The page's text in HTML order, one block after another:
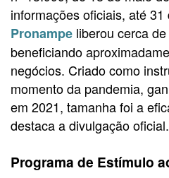
informações oficiais, até
Pronampe liberou cerca
beneficiando
negócios. Criado como
momento da pandemia,
em 2021, tamanha foi a
destaca a divulgação oficial.
Programa de Estímulo